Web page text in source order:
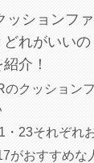
ッションフ
れがいい
介！
のクッション
・23それぞれ
がおすすめな